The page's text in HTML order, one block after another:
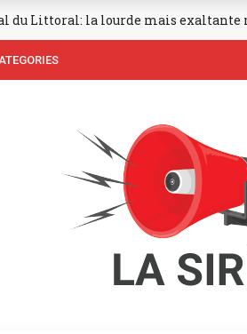
du Littoral: la lourde mais exaltante